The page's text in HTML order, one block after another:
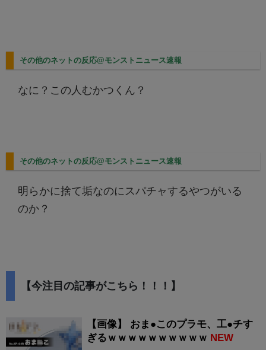
その他のネットの反応@モンストニュース速報
なに？この人むかつくん？
その他のネットの反応@モンストニュース速報
明らかに捨て垢なのにスパチャするやつがいる
のか？
【今注目の記事がこちら！！！】
【画像】 おま●このプラモ、工●チす
ぎるｗｗｗｗｗｗｗｗｗｗ NEW